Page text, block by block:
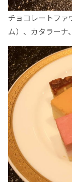
チョコレートファ
ム）、カタラーナ